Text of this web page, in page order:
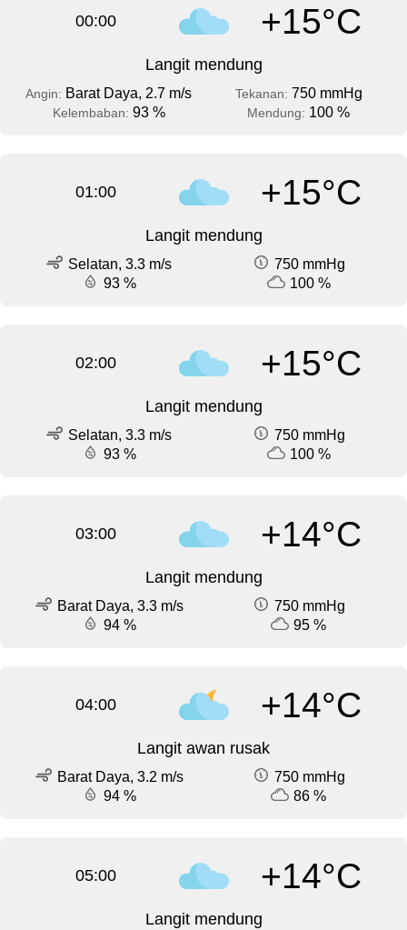
00:00 +15°C
Langit mendung
Angin: Barat Daya, 2.7 m/s Tekanan: 750 mmHg
Kelembaban: 93 % Mendung: 100 %
01:00 +15°C
Langit mendung
Selatan, 3.3 m/s
750 mmHg
93 %
100 %
02:00 +15°C
Langit mendung
Selatan, 3.3 m/s
750 mmHg
93 %
100 %
03:00 +14°C
Langit mendung
Barat Daya, 3.3 m/s
750 mmHg
94 %
95 %
04:00 +14°C
Langit awan rusak
Barat Daya, 3.2 m/s
750 mmHg
94 %
86 %
05:00 +14°C
Langit mendung